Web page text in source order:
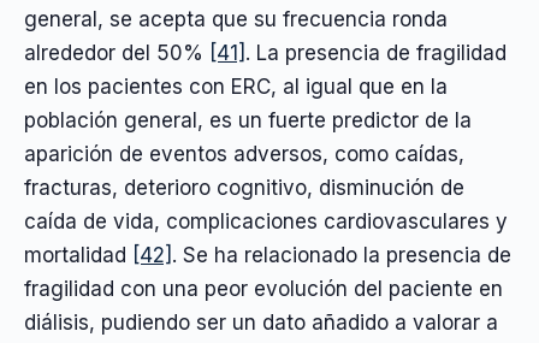
general, se acepta que su frecuencia ronda
alrededor del 50% [41] . La presencia de fragilidad
en los pacientes con ERC, al igual que en la
población general, es un fuerte predictor de la
aparición de eventos adversos, como caídas,
fracturas, deterioro cognitivo, disminución de
caída de vida, complicaciones cardiovasculares y
mortalidad [42] . Se ha relacionado la presencia de
fragilidad con una peor evolución del paciente en
diálisis, pudiendo ser un dato añadido a valorar a